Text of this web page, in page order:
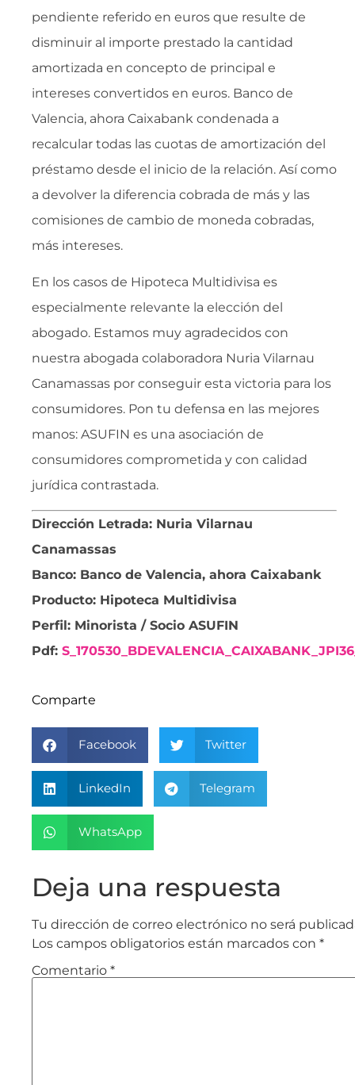
pendiente referido en euros que resulte de
disminuir al importe prestado la cantidad
amortizada en concepto de principal e
intereses convertidos en euros. Banco de
Valencia, ahora Caixabank condenada a
recalcular todas las cuotas de amortización del
préstamo desde el inicio de la relación. Así como
a devolver la diferencia cobrada de más y las
comisiones de cambio de moneda cobradas,
más intereses.
En los casos de Hipoteca Multidivisa es
especialmente relevante la elección del
abogado. Estamos muy agradecidos con
nuestra abogada colaboradora Nuria Vilarnau
Canamassas por conseguir esta victoria para los
consumidores. Pon tu defensa en las mejores
manos: ASUFIN es una asociación de
consumidores comprometida y con calidad
jurídica contrastada.
Dirección Letrada: Nuria Vilarnau
Canamassas
Banco: Banco de Valencia, ahora Caixabank
Producto: Hipoteca Multidivisa
Perfil: Minorista / Socio ASUFIN
Pdf:
Comparte
Facebook Twitter
LinkedIn Telegram
WhatsApp
Deja una respuesta
Tu dirección de correo electrónico no será
Los campos obligatorios están marcados con *
Comentario *